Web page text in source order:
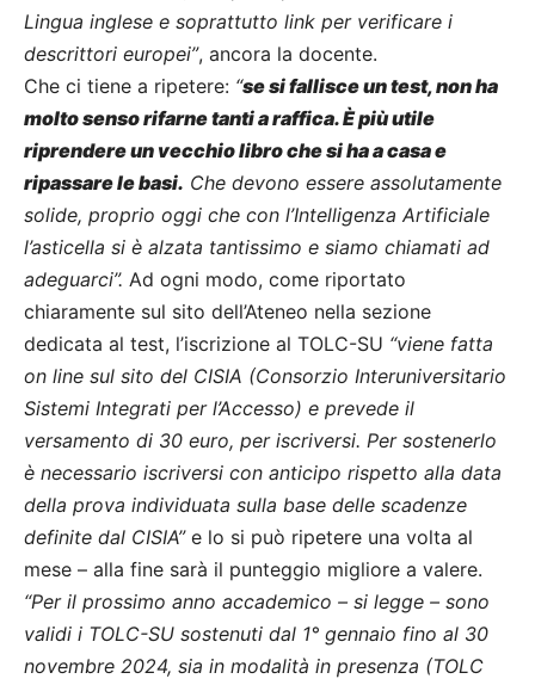
Lingua inglese e soprattutto link per verificare i
descrittori europei”, ancora la docente.
Che ci tiene a ripetere: “se si fallisce un test, non ha
molto senso rifarne tanti a raffica. È più utile
riprendere un vecchio libro che si ha a casa e
ripassare le basi. Che devono essere assolutamente
solide, proprio oggi che con l’Intelligenza Artificiale
l’asticella si è alzata tantissimo e siamo chiamati ad
adeguarci”. Ad ogni modo, come riportato
chiaramente sul sito dell’Ateneo nella sezione
dedicata al test, l’iscrizione al TOLC-SU “viene fatta
on line sul sito del CISIA (Consorzio Interuniversitario
Sistemi Integrati per l’Accesso) e prevede il
versamento di 30 euro, per iscriversi. Per sostenerlo
è necessario iscriversi con anticipo rispetto alla data
della prova individuata sulla base delle scadenze
definite dal CISIA”e lo si può ripetere una volta al
mese – alla fine sarà il punteggio migliore a valere.
“Per il prossimo anno accademico – si legge – sono
validi i TOLC-SU sostenuti dal 1° gennaio fino al 30
novembre 2024, sia in modalità in presenza (TOLC